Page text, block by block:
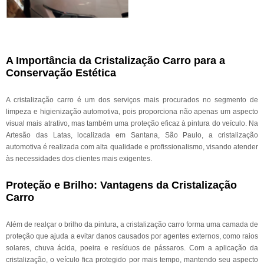
A Importância da Cristalização Carro para a
Conservação Estética
A cristalização carro é um dos serviços mais procurados no segmento de
limpeza e higienização automotiva, pois proporciona não apenas um aspecto
visual mais atrativo, mas também uma proteção eficaz à pintura do veículo. Na
Artesão das Latas, localizada em Santana, São Paulo, a cristalização
automotiva é realizada com alta qualidade e profissionalismo, visando atender
às necessidades dos clientes mais exigentes.
Proteção e Brilho: Vantagens da Cristalização
Carro
Além de realçar o brilho da pintura, a cristalização carro forma uma camada de
proteção que ajuda a evitar danos causados por agentes externos, como raios
solares, chuva ácida, poeira e resíduos de pássaros. Com a aplicação da
cristalização, o veículo fica protegido por mais tempo, mantendo seu aspecto